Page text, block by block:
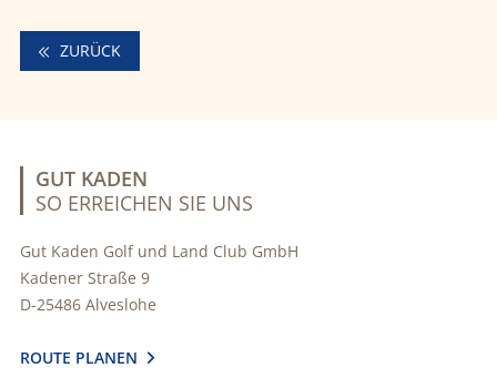
ZURÜCK
GUT KADEN
SO ERREICHEN SIE UNS
Gut Kaden Golf und Land Club GmbH
Kadener Straße 9
D-25486 Alveslohe
ROUTE PLANEN 